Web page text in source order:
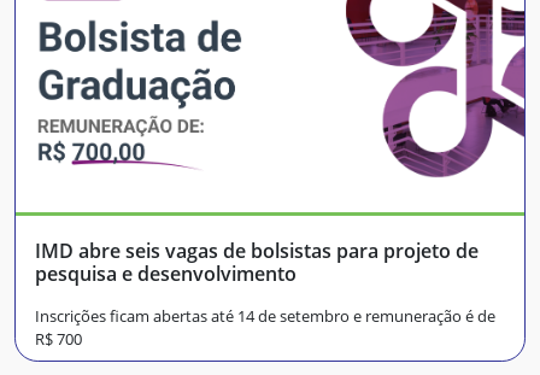
IMD abre seis vagas de bolsistas para projeto de
pesquisa e desenvolvimento
Inscrições ficam abertas até 14 de setembro e remuneração é de
R$ 700